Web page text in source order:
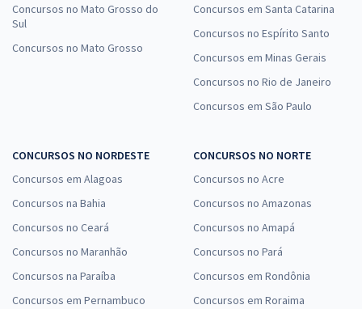
Concursos no Mato Grosso do
Sul
Concursos no Mato Grosso
Concursos em Santa Catarina
Concursos no Espírito Santo
Concursos em Minas Gerais
Concursos no Rio de Janeiro
Concursos em São Paulo
CONCURSOS NO NORDESTE
Concursos em Alagoas
Concursos na Bahia
Concursos no Ceará
Concursos no Maranhão
Concursos na Paraíba
Concursos em Pernambuco
CONCURSOS NO NORTE
Concursos no Acre
Concursos no Amazonas
Concursos no Amapá
Concursos no Pará
Concursos em Rondônia
Concursos em Roraima